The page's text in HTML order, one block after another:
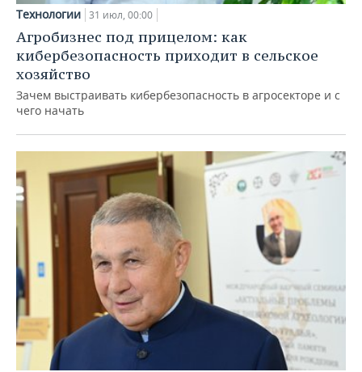
Технологии 31 июл, 00:00
Агробизнес под прицелом: как
кибербезопасность приходит в сельское
хозяйство
Зачем выстраивать кибербезопасность в агросекторе и с
чего начать